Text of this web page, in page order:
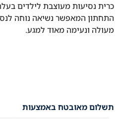
כרית נסיעות מעוצבת לילדים
התחתון המאפשר נשיאה נוחה
מעולה ונעימה מאוד למגע.
תשלום מאובטח באמצעות